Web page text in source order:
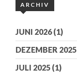
ARCHIV
JUNI 2026(1)
DEZEMBER 2025
JULI 2025 (1)